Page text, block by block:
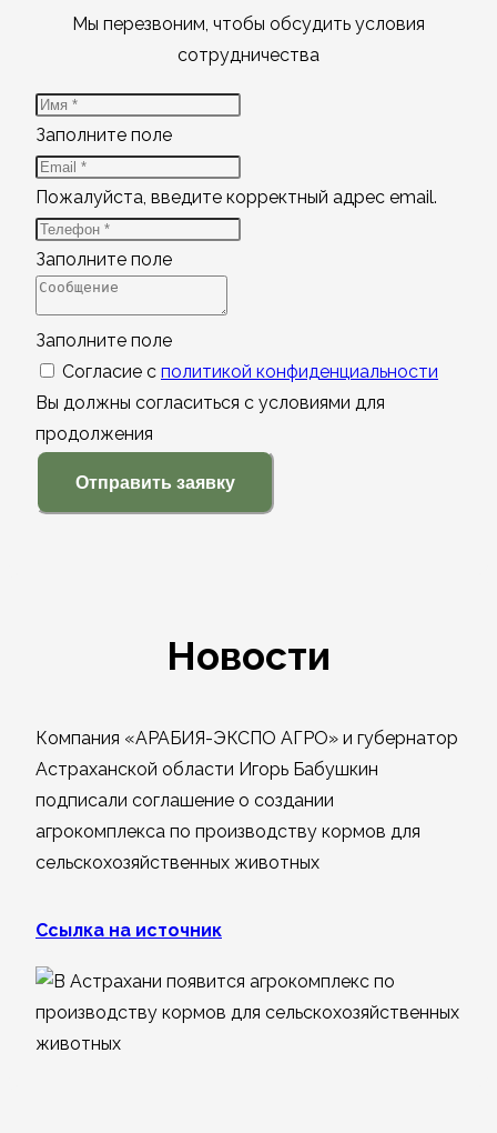
Мы перезвоним, чтобы обсудить условия
сотрудничества
Заполните поле
Пожалуйста, введите корректный адрес email.
Заполните поле
Заполните поле
Согласие с политикой конфиденциальности
Вы должны согласиться с условиями для
продолжения
Отправить заявку
Новости
Компания «АРАБИЯ-ЭКСПО АГРО» и губернатор
Астраханской области Игорь Бабушкин
подписали соглашение о создании
агрокомплекса по производству кормов для
сельскохозяйственных животных
Ссылка на источник